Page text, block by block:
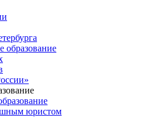
образование
юристом